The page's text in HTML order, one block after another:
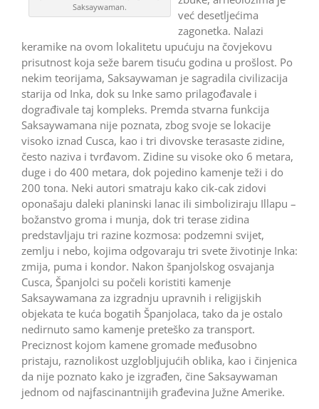
Saksaywaman.
već desetljećima
zagonetka. Nalazi
keramike na ovom lokalitetu upućuju na čovjekovu
prisutnost koja seže barem tisuću godina u prošlost. Po
nekim teorijama, Saksaywaman je sagradila civilizacija
starija od Inka, dok su Inke samo prilagođavale i
dograđivale taj kompleks. Premda stvarna funkcija
Saksaywamana nije poznata, zbog svoje se lokacije
visoko iznad Cusca, kao i tri divovske terasaste zidine,
često naziva i tvrđavom. Zidine su visoke oko 6 metara,
duge i do 400 metara, dok pojedino kamenje teži i do
200 tona. Neki autori smatraju kako cik-cak zidovi
oponašaju daleki planinski lanac ili simboliziraju Illapu –
božanstvo groma i munja, dok tri terase zidina
predstavljaju tri razine kozmosa: podzemni svijet,
zemlju i nebo, kojima odgovaraju tri svete životinje Inka:
zmija, puma i kondor. Nakon španjolskog osvajanja
Cusca, Španjolci su počeli koristiti kamenje
Saksaywamana za izgradnju upravnih i religijskih
objekata te kuća bogatih Španjolaca, tako da je ostalo
nedirnuto samo kamenje preteško za transport.
Preciznost kojom kamene gromade međusobno
pristaju, raznolikost uzglobljujućih oblika, kao i činjenica
da nije poznato kako je izgrađen, čine Saksaywaman
jednom od najfascinantnijih građevina Južne Amerike.